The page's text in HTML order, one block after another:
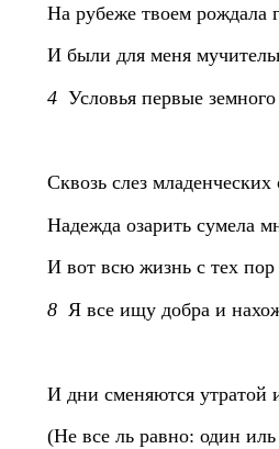
На рубеже твоем рождала
И были для меня
4Условья первые
Сквозь слез
Надежда озарить сумела
И вот всю жизнь с тех
8Я все ищу добра и
И дни сменяются утратой
(Не все ль равно: один